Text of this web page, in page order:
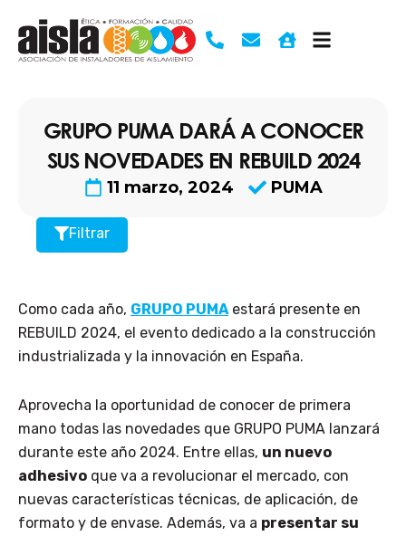
contenido
GRUPO PUMA DARÁ A CONOCER
SUS NOVEDADES EN REBUILD 2024
11 marzo, 2024 PUMA
Filtrar
Como cada año, GRUPO PUMA estará presente en
REBUILD 2024, el evento dedicado a la construcción
industrializada y la innovación en España.
Aprovecha la oportunidad de conocer de primera
mano todas las novedades que GRUPO PUMA lanzará
durante este año 2024. Entre ellas, un nuevo
adhesivo que va a revolucionar el mercado, con
nuevas características técnicas, de aplicación, de
formato y de envase. Además, va a presentar su